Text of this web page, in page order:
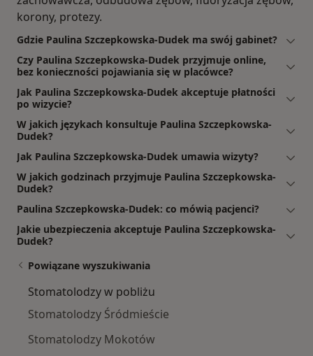
korony, protezy.
Gdzie Paulina Szczepkowska-Dudek ma swój gabinet?
Czy Paulina Szczepkowska-Dudek przyjmuje online,
bez konieczności pojawiania się w placówce?
Jak Paulina Szczepkowska-Dudek akceptuje płatności
po wizycie?
W jakich językach konsultuje Paulina Szczepkowska-
Dudek?
Jak Paulina Szczepkowska-Dudek umawia wizyty?
W jakich godzinach przyjmuje Paulina Szczepkowska-
Dudek?
Paulina Szczepkowska-Dudek: co mówią pacjenci?
Jakie ubezpieczenia akceptuje Paulina Szczepkowska-
Dudek?
Powiązane wyszukiwania
Stomatolodzy w pobliżu
Stomatolodzy Śródmieście
Stomatolodzy Mokotów